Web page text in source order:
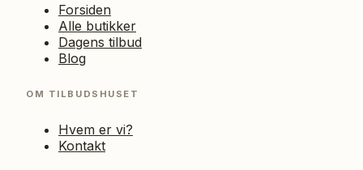
Forsiden
Alle butikker
Dagens tilbud
Blog
OM TILBUDSHUSET
Hvem er vi?
Kontakt